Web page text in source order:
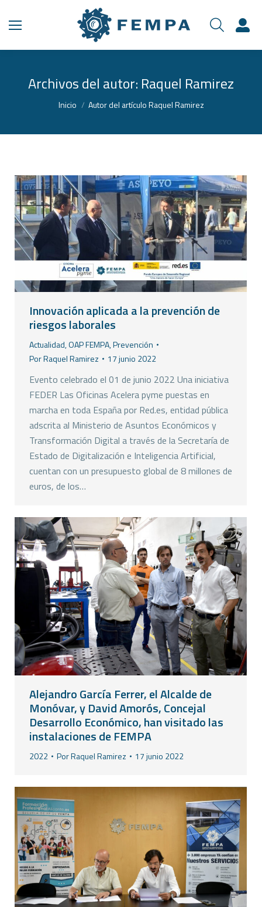
Archivos del autor: Raquel Ramirez
Estás aquí:
Inicio Autor del artículo Raquel Ramirez
Innovación aplicada a la prevención de
riesgos laborales
Actualidad,OAP FEMPA,Prevención
PorRaquel Ramirez 17 junio 2022
Evento celebrado el 01 de junio 2022 Una iniciativa
FEDER Las Oficinas Acelera pyme puestas en
marcha en toda España por Red.es, entidad pública
adscrita al Ministerio de Asuntos Económicos y
Transformación Digital a través de la Secretaría de
Estado de Digitalización e Inteligencia Artificial,
cuentan con un presupuesto global de 8 millones de
euros, de los…
Alejandro García Ferrer, el Alcalde de
Monóvar, y David Amorós, Concejal
Desarrollo Económico, han visitado las
instalaciones de FEMPA
2022 PorRaquel Ramirez 17 junio 2022